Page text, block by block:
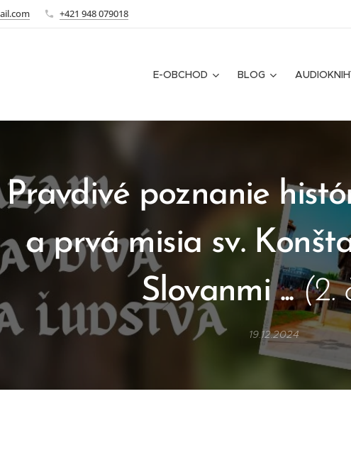
+421 948 079018
E-OBCHOD BLOG
Pravdivé poznanie
a prvá misia sv.
Slovanmi ... (2.
19.12.2024